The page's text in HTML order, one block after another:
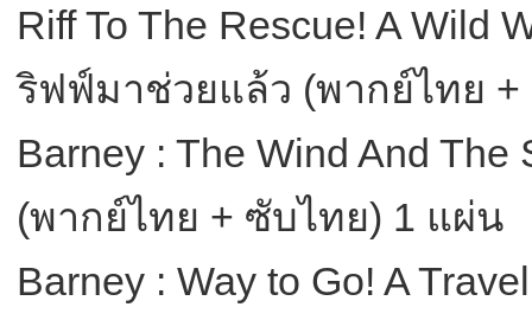
Riff To The Rescue! A Wild
ริฟฟ์มาช่วยแล้ว (พากย์ไทย
Barney : The Wind And
(พากย์ไทย + ซับไทย) 1 แผ่น
Barney : Way to Go! A